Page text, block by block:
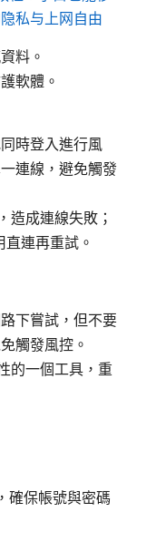
私与上网自由
料。
軟體。
時登入進行風
連線，避免觸發
造成連線失敗；
連再重試。
下嘗試，但不要
觸發風控。
的一個工具，重
確保帳號與密碼